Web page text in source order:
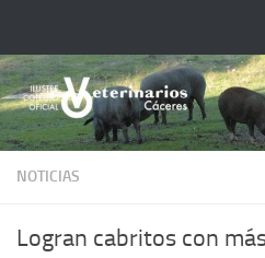
NOTICIAS
Logran cabritos con